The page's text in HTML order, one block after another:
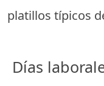
platillos típicos
Días